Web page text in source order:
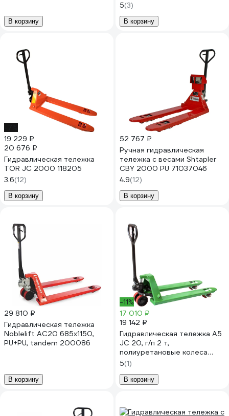
В корзину
5(3)
В корзину
19 229 ₽
20 676 ₽
Гидравлическая тележка
TOR JC 2000 118205
3.6(12)
В корзину
52 767 ₽
Ручная гидравлическая
тележка с весами Shtapler
CBY 2000 PU 71037046
4.9(12)
В корзину
29 810 ₽
Гидравлическая тележка
Noblelift AC20 685x1150,
PU+PU, tandem 200086
В корзину
-11%
17 010 ₽
19 142 ₽
Гидравлическая тележка А5
JC 20, г/п 2 т,
полиуретановые колеса
1000172
5(1)
В корзину